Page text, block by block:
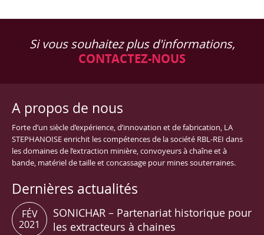
Si vous souhaitez plus d'informations,
CONTACTEZ-NOUS
A propos de nous
Forte d’un siècle d’expérience, d’innovation et de fabrication, LA
STEPHANOISE enrichit les compétences de la société RBL-REI dans
les domaines de l’extraction minière, convoyeurs à chaîne et à
bande, matériel de taille et concassage pour mines souterraines.
Dernières actualités
SONICHAR – Partenariat historique pour
les extracteurs à chaines
FÉV
2021